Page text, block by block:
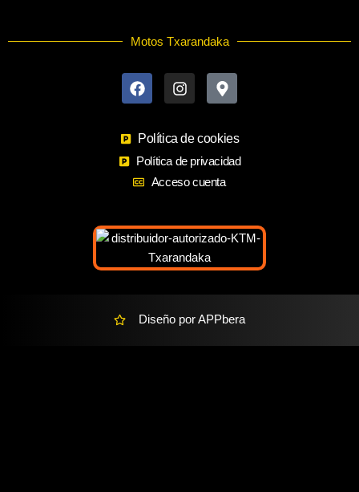
Motos Txarandaka
a
c
o
o
k
n
s
g
r
a
m
a
p
a
r
k
e
a
l
Política de cookies
Política de privacidad
Acceso cuenta
Diseño por APPbera